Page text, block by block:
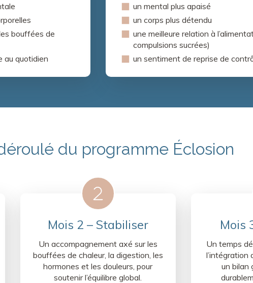
bouffées de
au quotidien
un mental plus apaisé
un corps plus détendu
une meilleure relation à
compulsions sucrées)
un sentiment de reprise de
du programme Éclosion
Mois 2 – Stabiliser
Un accompagnement axé sur les
bouffées de chaleur, la digestion, les
hormones et les douleurs, pour
soutenir l’équilibre global.
Mois
Un temps
l’intégration
un bilan